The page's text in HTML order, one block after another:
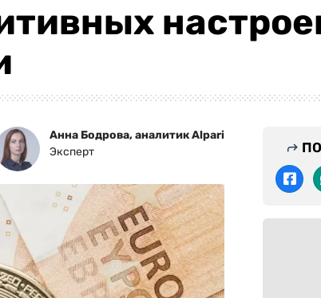
Анна Бодрова, аналитик Alpari
Эксперт